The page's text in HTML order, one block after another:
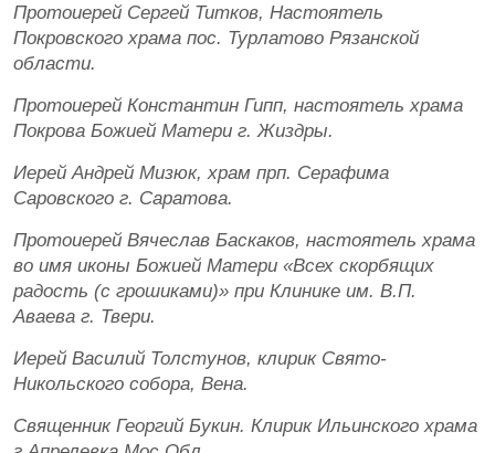
Протоиерей Сергей Титков, Настоятель
Покровского храма пос. Турлатово Рязанской
области.
Протоиерей Константин Гипп, настоятель храма
Покрова Божией Матери г. Жиздры.
Иерей Андрей Мизюк, храм прп. Серафима
Саровского г. Саратова.
Протоиерей Вячеслав Баскаков, настоятель храма
во имя иконы Божией Матери «Всех скорбящих
радость (с грошиками)» при Клинике им. В.П.
Аваева г. Твери.
Иерей Василий Толстунов, клирик Свято-
Никольского собора, Вена.
Священник Георгий Букин. Клирик Ильинского храма